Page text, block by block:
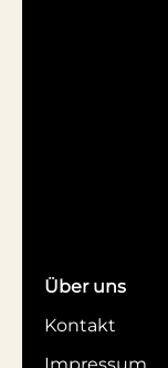
Über uns
Kontakt